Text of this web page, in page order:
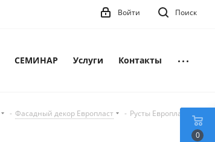
Поиск
Войти
СЕМИНАР Услуги Контакты
- Фасадный декор Европласт - Русты Европласт
0